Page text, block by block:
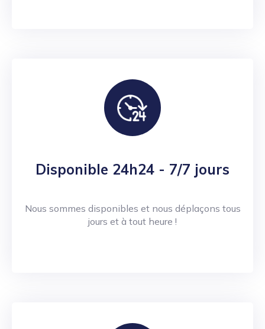
Disponible 24h24 - 7/7 jours
Nous sommes disponibles et nous déplaçons tous
jours et à tout heure !